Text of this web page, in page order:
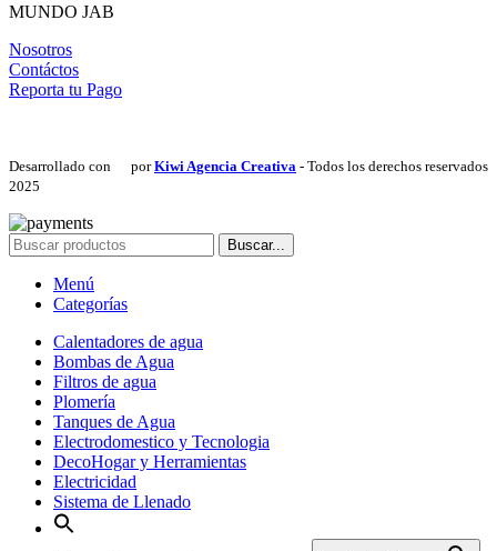
MUNDO JAB
Nosotros
Contáctos
Reporta tu Pago
Desarrollado con porKiwi Agencia Creativa - Todos los derechos reservados
2025
Buscar...
Menú
Categorías
Calentadores de agua
Bombas de Agua
Filtros de agua
Plomería
Tanques de Agua
Electrodomestico y Tecnologia
DecoHogar y Herramientas
Electricidad
Sistema de Llenado